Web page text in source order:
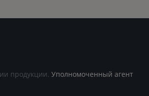
продукции. Уполномоченный агент